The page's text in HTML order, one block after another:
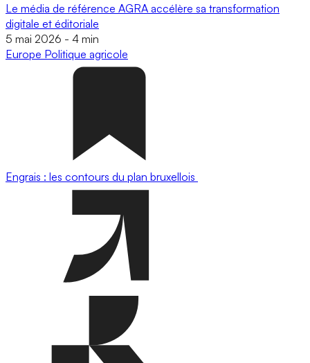
Le média de référence AGRA accélère sa transformation
digitale et éditoriale
5 mai 2026 - 4 min
Europe Politique agricole
Engrais : les contours du plan bruxellois